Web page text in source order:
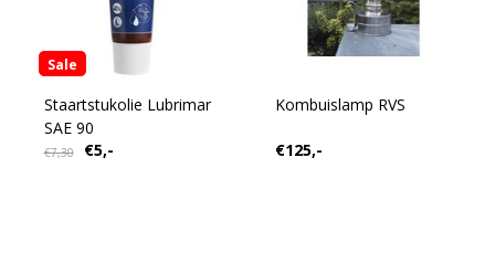
Sale
Staartstukolie Lubrimar
SAE 90
€7,30 €5,-
Kombuislamp RVS
€125,-